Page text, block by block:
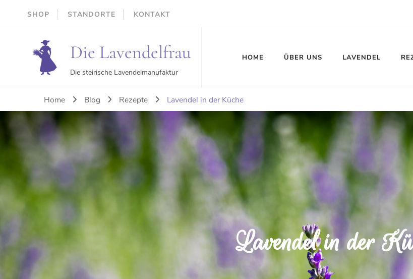
SHOP STANDORTE KONTAKT
Die Lavendelfrau
Die steirische Lavendelmanufaktur
HOME ÜBER UNS LAVENDEL
Home Blog Rezepte Lavendel in der Küche
Lavendel in der